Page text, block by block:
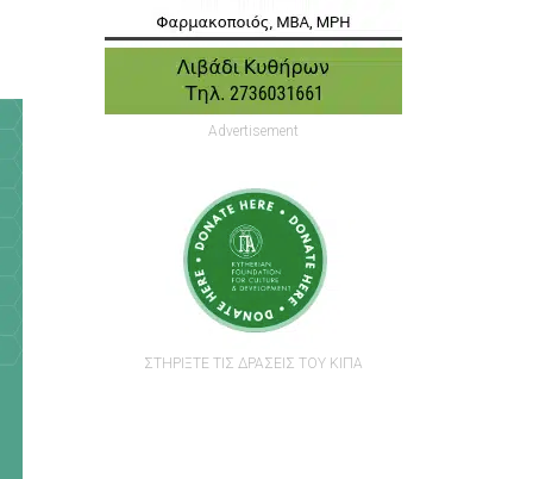
Advertisement
ΣΤΗΡΙΞΤΕ ΤΙΣ ΔΡΑΣΕΙΣ ΤΟΥ ΚΙΠΑ